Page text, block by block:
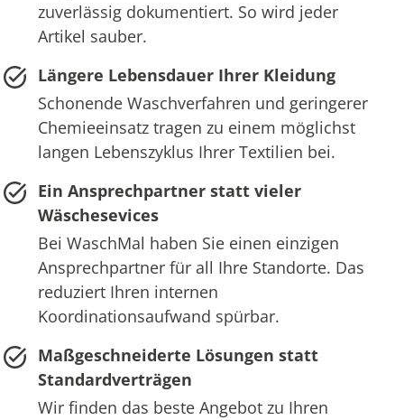
zuverlässig dokumentiert. So wird jeder
Artikel sauber.
Längere Lebensdauer Ihrer Kleidung
Schonende Waschverfahren und geringerer
Chemieeinsatz tragen zu einem möglichst
langen Lebenszyklus Ihrer Textilien bei.
Ein Ansprechpartner statt vieler
Wäschesevices
Bei WaschMal haben Sie einen einzigen
Ansprechpartner für all Ihre Standorte. Das
reduziert Ihren internen
Koordinationsaufwand spürbar.
Maßgeschneiderte Lösungen statt
Standardverträgen
Wir finden das beste Angebot zu Ihren